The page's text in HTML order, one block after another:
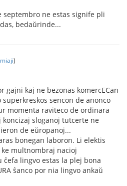
septembro ne estas signife pli
bedaŭrinde...
)
gajni kaj ne bezonas komercECan
sencon de anonco
momenta raviteco de ordinara
sloganoj tutcerte ne
de eŭropanoj...
bonegan laboron. Li elektis
multnombraj nacioj
lingvo estas la plej bona
ŝanco por nia lingvo ankaŭ